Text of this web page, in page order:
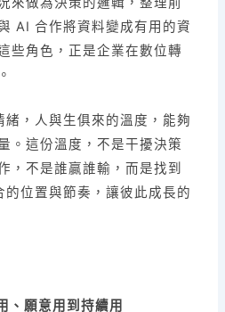
AI 合作將資料變成有用的資
些角色，正是企業在數位轉
，人與生俱來的溫度，能夠
。這份溫度，不是干擾決策
，不是誰贏誰輸，而是找到
位置與節奏，讓彼此成長的
、願意用到持續用